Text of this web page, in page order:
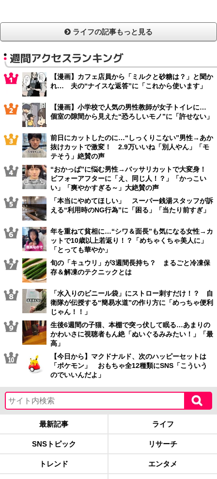
ライフの記事もっと見る
週間アクセスランキング
【漫画】カフェ店員から「ミルクと砂糖は？」と聞か
れ… 夫の“ナイスな返答”に「これから使います」
【漫画】小学校で人気の男性教師が女子トイレに…
個室の隙間から見えた“恐ろしいモノ”に「許せない」
前日にカットしたのに…“しっくりこない”男性→あか
抜けカットで激変！ 2.9万いいね「別人やん」「モ
テそう」絶賛の声
“おかっぱ”に悩む男性→バッサリカットで大変身！
ビフォーアフターに「え、同じ人！？」「かっこい
い」「爽やかすぎる～」大絶賛の声
「本当にやめてほしい」 スーパー銭湯スタッフが訴
える“利用時のNG行為”に「困る」「当たり前すぎ」
年を重ねて貧相に…“シワ＆面長”も気になる女性→カ
ットで10歳以上若返り！？「めちゃくちゃ美人に」
「とっても華やか」
旬の「キュウリ」が3週間長持ち？ まるごと冷凍保
存＆解凍のテクニックとは
「水入りのビニール袋」にストロー刺すだけ！？ 自
衛隊が伝授する“簡易水道”の作り方に「めっちゃ便利
じゃん！！」
生後6週間の子猫、本棚で突っ伏して眠る…あまりの
かわいさに視聴者もん絶「ぬいぐるみみたい！」「最
高」
【今日から】マクドナルド、次のハッピーセットは
「ポケモン」 おもちゃ全12種類にSNS「こういう
のでいいんだよ」
最新記事 ライフ
SNSトピック リサーチ
トレンド エンタメ